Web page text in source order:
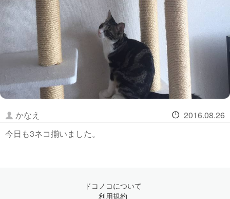
かなえ
2016.08.26
今日も3ネコ揃いました。
ドコノコについて
利用規約